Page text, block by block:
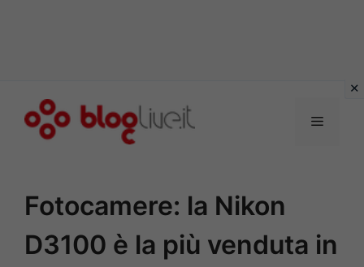
Menu
Fotocamere: la Nikon
D3100 è la più venduta in